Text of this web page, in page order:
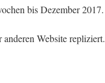
bis Dezember 2017.
anderen Website repliziert.